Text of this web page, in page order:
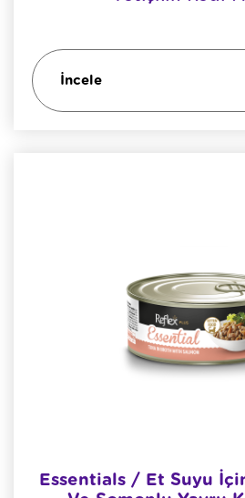
İncele
Essentials / Et Suyu